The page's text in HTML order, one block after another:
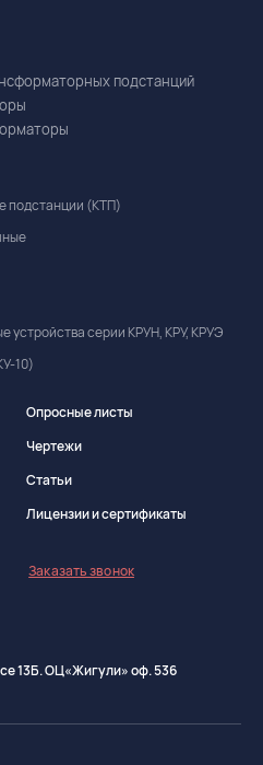
подстанций
подстанции (КТП)
устройства серии КРУН, КРУ, КРУЭ
10)
Опросные листы
Чертежи
Статьи
Лицензии и сертификаты
Заказать звонок
13Б. ОЦ«Жигули» оф. 536